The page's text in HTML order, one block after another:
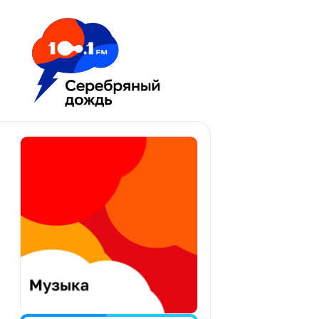
Москва 100.1 FM
Апатиты
Екатеринбург
Калининград
Калуга